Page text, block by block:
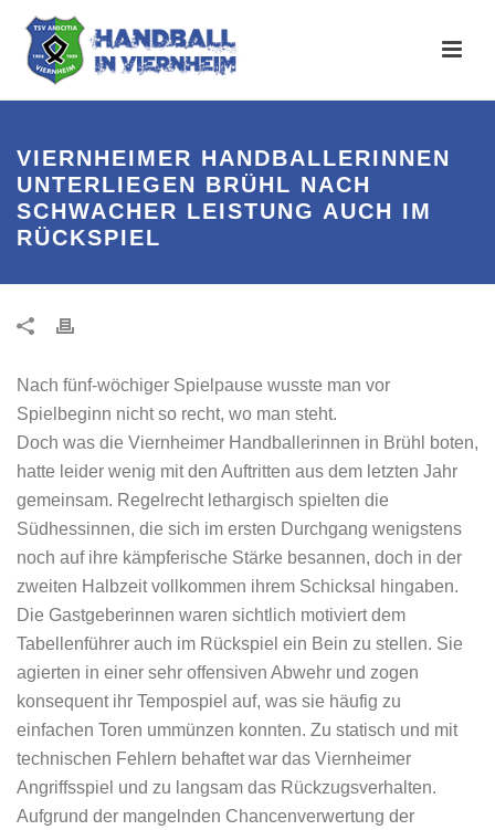
VIERNHEIMER HANDBALLERINNEN
UNTERLIEGEN BRÜHL NACH
SCHWACHER LEISTUNG AUCH IM
RÜCKSPIEL
Nach fünf-wöchiger Spielpause wusste man vor
Spielbeginn nicht so recht, wo man steht.
Doch was die Viernheimer Handballerinnen in Brühl boten,
hatte leider wenig mit den Auftritten aus dem letzten Jahr
gemeinsam. Regelrecht lethargisch spielten die
Südhessinnen, die sich im ersten Durchgang wenigstens
noch auf ihre kämpferische Stärke besannen, doch in der
zweiten Halbzeit vollkommen ihrem Schicksal hingaben.
Die Gastgeberinnen waren sichtlich motiviert dem
Tabellenführer auch im Rückspiel ein Bein zu stellen. Sie
agierten in einer sehr offensiven Abwehr und zogen
konsequent ihr Tempospiel auf, was sie häufig zu
einfachen Toren ummünzen konnten. Zu statisch und mit
technischen Fehlern behaftet war das Viernheimer
Angriffsspiel und zu langsam das Rückzugsverhalten.
Aufgrund der mangelnden Chancenverwertung der